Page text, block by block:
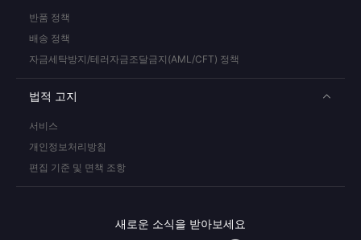
반품 정책
배송 정책
자금세탁방지/테러자금조달금지(AML/CFT) 정책
법적 고지
서비스
개인정보처리방침
편집 기준 및 면책 조항
새로운 소식을 받아보세요